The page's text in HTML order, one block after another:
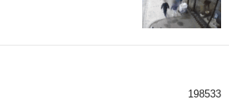
198533